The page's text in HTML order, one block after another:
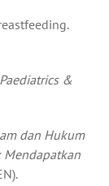
Paediatrics &
dan Hukum
Mendapatkan